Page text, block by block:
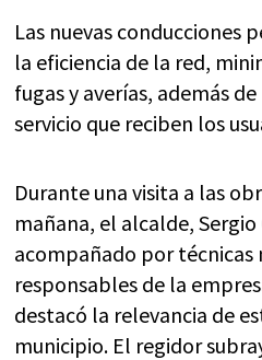
Las nuevas conducciones
la eficiencia de la red,
fugas y averías, además
servicio que reciben los
Durante una visita a las
mañana, el alcalde, Sergio
acompañado por técnicas
responsables de la
destacó la relevancia de
municipio. El regidor